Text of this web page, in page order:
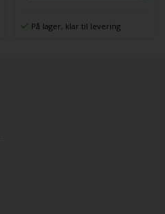
På lager, klar til levering